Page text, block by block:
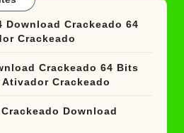
Download Crackeado 64
Crackeado
Crackeado 64 Bits
Crackeado
Crackeado Download